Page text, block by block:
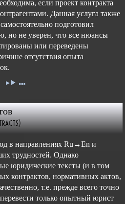
если проект контракта
Данная услуга также
подготовил
но не уверен, что все нюансы
или переведены
отсутствия опыта
в направлениях Ru→En и
трудностей. Однако
юридические тексты (и в том
контрактов, нормативных актов,
т.е. прежде всего точно
только опытный юрист